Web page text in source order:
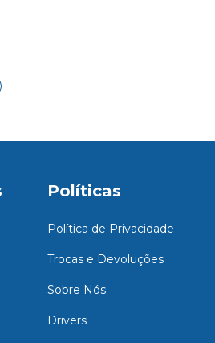
Políticas
Política de Privacidade
Trocas e Devoluções
Sobre Nós
Drivers